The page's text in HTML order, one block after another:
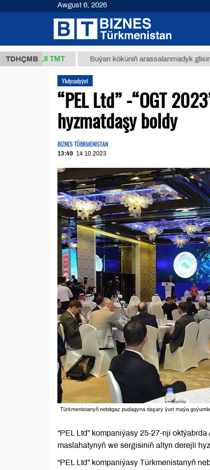
TDHÇMB
37,8 ТМТ Buýan köküniň arassalanmadyk glisirrizin
Ykdysadyýet
“PEL Ltd” -“OGT
hyzmatdaşy boldy
BIZNES TÜRKMENISTAN
13:49 14.10.2023
Türkmenistanyň nebitgaz pudagyna daşary ýurt maýa
“PEL Ltd” kompaniýasy 25-27-nji
maslahatynyň we sergisiniň altyn derejli
“PEL Ltd” kompaniýasy Türkmenistanyň
Awgust 6, 2026